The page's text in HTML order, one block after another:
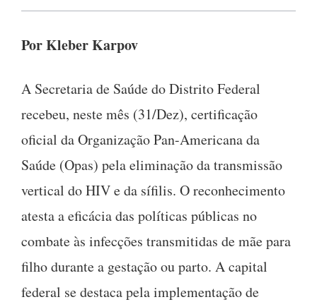
Por Kleber Karpov
A Secretaria de Saúde do Distrito Federal
recebeu, neste mês (31/Dez), certificação
oficial da Organização Pan-Americana da
Saúde (Opas) pela eliminação da transmissão
vertical do HIV e da sífilis. O reconhecimento
atesta a eficácia das políticas públicas no
combate às infecções transmitidas de mãe para
filho durante a gestação ou parto. A capital
federal se destaca pela implementação de